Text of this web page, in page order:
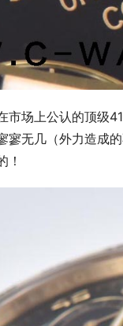
市场上公认的顶级
寥无几（外力造成
！